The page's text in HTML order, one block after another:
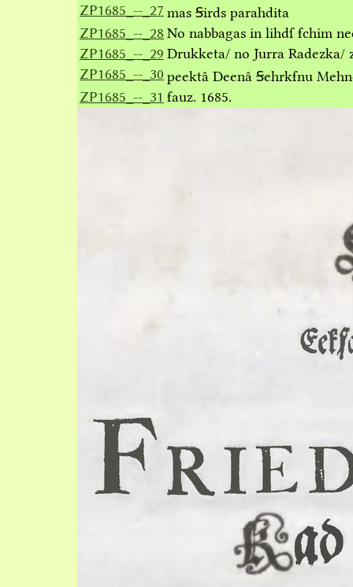
ZP1685_--_27 mas Ꞩirds parahdita
ZP1685_--_28 No nabbagas in lihdſ ẜchim
ZP1685_--_29 Drukketa/ no Jurra Radezka/
ZP1685_--_30 peektâ Deenâ Ꞩehrkẜnu
ZP1685_--_31 ẜauz. 1685.